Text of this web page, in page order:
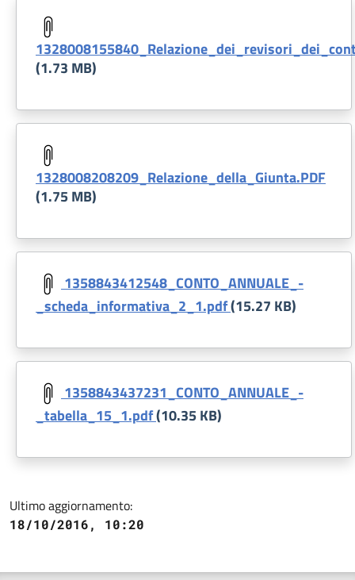
(1.73 MB)
1328008208209_Relazione_della_Giunta.PDF
(1.75 MB)
1358843412548_CONTO_ANNUALE_-
_scheda_informativa_2_1.pdf(15.27 KB)
1358843437231_CONTO_ANNUALE_-
_tabella_15_1.pdf(10.35 KB)
Ultimo aggiornamento:
18/10/2016, 10:20